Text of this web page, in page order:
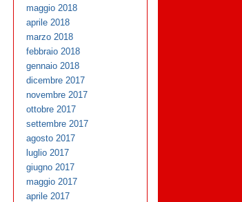
maggio 2018
aprile 2018
marzo 2018
febbraio 2018
gennaio 2018
dicembre 2017
novembre 2017
ottobre 2017
settembre 2017
agosto 2017
luglio 2017
giugno 2017
maggio 2017
aprile 2017